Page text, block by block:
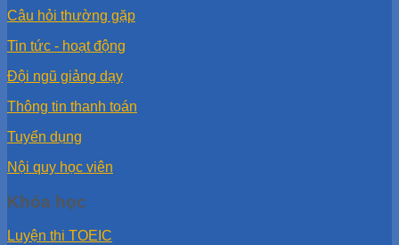
Câu hỏi thường gặp
Tin tức - hoạt động
Đội ngũ giảng dạy
Thông tin thanh toán
Tuyển dụng
Nội quy học viên
Khóa học
Luyện thi TOEIC